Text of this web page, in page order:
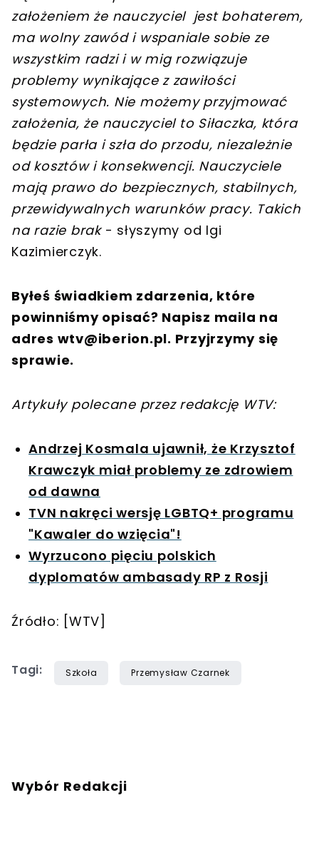
założeniem że nauczyciel jest bohaterem,
ma wolny zawód i wspaniale sobie ze
wszystkim radzi i w mig rozwiązuje
problemy wynikające z zawiłości
systemowych. Nie możemy przyjmować
założenia, że nauczyciel to Siłaczka, która
będzie parła i szła do przodu, niezależnie
od kosztów i konsekwencji. Nauczyciele
mają prawo do bezpiecznych, stabilnych,
przewidywalnych warunków pracy. Takich
na razie brak- słyszymy od Igi
Kazimierczyk.
Byłeś świadkiem zdarzenia, które
powinniśmy opisać? Napisz maila na
adres wtv@iberion.pl. Przyjrzymy się
sprawie.
Artykuły polecane przez redakcję WTV:
Andrzej Kosmala ujawnił, że Krzysztof
Krawczyk miał problemy ze zdrowiem
od dawna
TVN nakręci wersję LGBTQ+ programu
"Kawaler do wzięcia"!
Wyrzucono pięciu polskich
dyplomatów ambasady RP z Rosji
Źródło: [WTV]
Tagi: Szkoła Przemysław Czarnek
Wybór Redakcji